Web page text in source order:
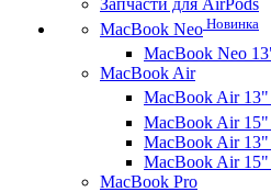
Запчасти для AirPods
MacBook Neo Новинка
MacBook Neo
MacBook Air
MacBook Air
MacBook Air
MacBook Air
MacBook Air
MacBook Pro